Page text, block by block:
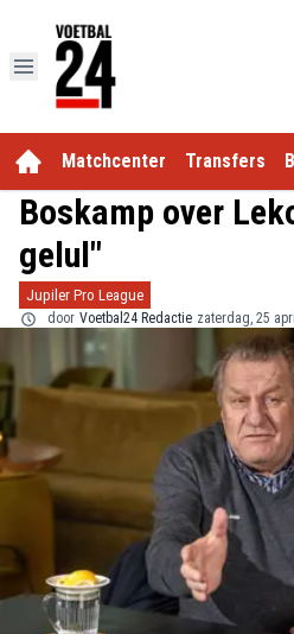
Matchcenter Transfers
Boskamp over
gelul"
Jupiler Pro League
door Voetbal24 Redactie zaterdag, 25